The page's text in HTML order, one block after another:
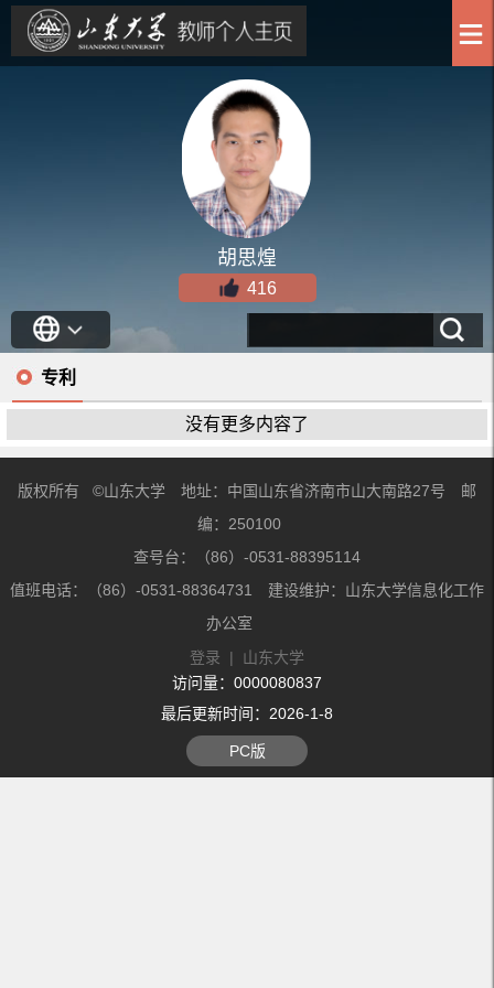
胡思煌
416
专利
没有更多内容了
版权所有 ©山东大学 地址：中国山东省济南市山大南路27号 邮
编：250100
查号台：（86）-0531-88395114
值班电话：（86）-0531-88364731 建设维护：山东大学信息化工作
办公室
登录 | 山东大学
访问量： 0000080837
最后更新时间： 2026-1-8
PC版